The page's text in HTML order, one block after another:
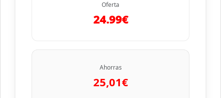
Oferta
24.99€
Ahorras
25,01€